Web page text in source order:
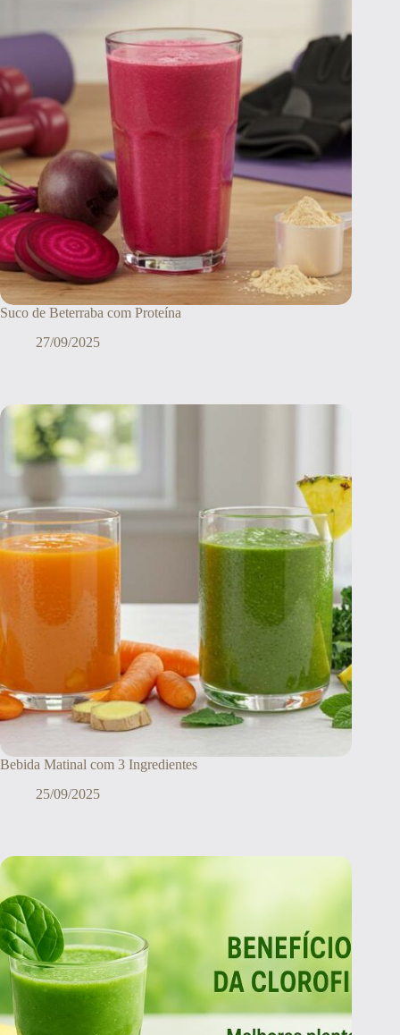
Suco de Beterraba com Proteína
27/09/2025
Bebida Matinal com 3 Ingredientes
25/09/2025